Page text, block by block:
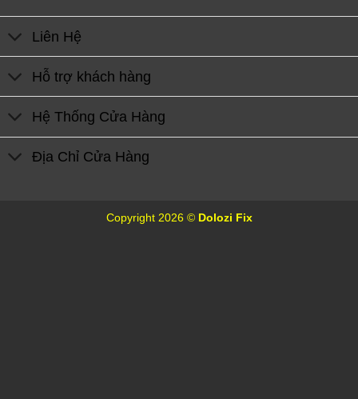
Liên Hệ
Hỗ trợ khách hàng
Hệ Thống Cửa Hàng
Địa Chỉ Cửa Hàng
Copyright 2026 © Dolozi Fix